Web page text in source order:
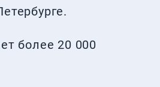
более 20 000